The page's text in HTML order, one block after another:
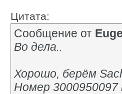
Цитата:
Сообщение от
Во дела..
Хорошо, берём
Номер 3000950097